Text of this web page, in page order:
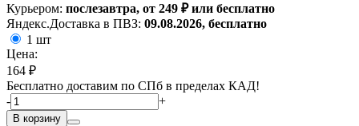
Курьером: послезавтра, от 249 ₽ или бесплатно
Яндекс.Доставка в ПВЗ: 09.08.2026, бесплатно
1 шт
Цена:
164 ₽
Бесплатно доставим по СПб в пределах КАД!
-
+
В корзину